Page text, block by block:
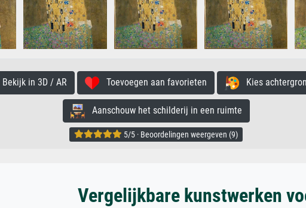
Bekijk in 3D / AR Toevoegen aan favorieten Kies
Aanschouw het schilderij in een ruimte
5/5 · Beoordelingen weergeven (9)
Vergelijkbare kunstwerken